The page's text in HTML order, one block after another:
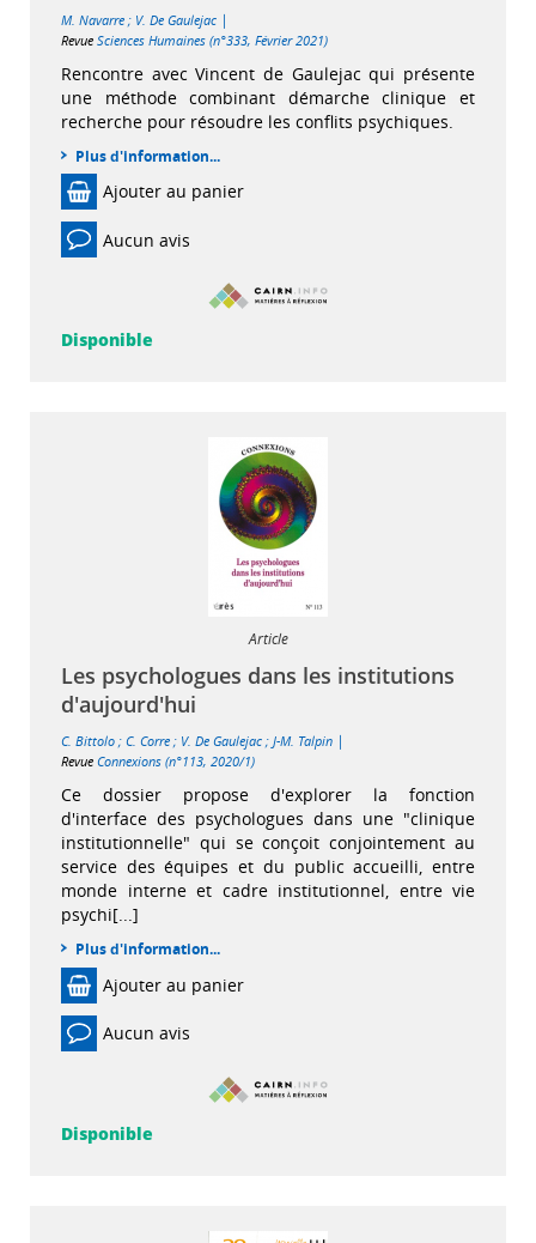
M. Navarre ; V. De Gaulejac |
Revue Sciences Humaines (n°333, Février 2021)
Rencontre avec Vincent de Gaulejac qui présente
une méthode combinant démarche clinique et
recherche pour résoudre les conflits psychiques.
Plus d'information...
Ajouter au panier
Aucun avis
Disponible
Article
Les psychologues dans les institutions
d'aujourd'hui
C. Bittolo ; C. Corre ; V. De Gaulejac ; J-M. Talpin |
Revue Connexions (n°113, 2020/1)
Ce dossier propose d'explorer la fonction
d'interface des psychologues dans une "clinique
institutionnelle" qui se conçoit conjointement au
service des équipes et du public accueilli, entre
monde interne et cadre institutionnel, entre vie
psychi[...]
Plus d'information...
Ajouter au panier
Aucun avis
Disponible